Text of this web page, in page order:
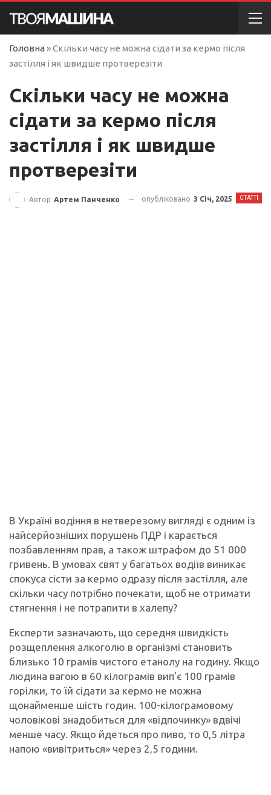
Головна »Скільки часу не можна сідати за кермо після
застілля і як швидше протверезіти
Скільки часу не можна
сідати за кермо після
застілля і як швидше
протверезіти
СТАТТІ
Автор Артем Панченко опубліковано 3 Січ, 2025
В Україні водіння в нетверезому вигляді є одним із
найсерйозніших порушень ПДР і карається
позбавленням прав, а також штрафом до 51 000
гривень. В умовах свят у багатьох водіїв виникає
спокуса сісти за кермо одразу після застілля, але
скільки часу потрібно почекати, щоб не отримати
стягнення і не потрапити в халепу?
Експерти зазначають, що середня швидкість
розщеплення алкоголю в організмі становить
близько 10 грамів чистого етанолу на годину. Якщо
людина вагою в 60 кілограмів вип’є 100 грамів
горілки, то їй сідати за кермо не можна
щонайменше шість годин. 100-кілограмовому
чоловікові знадобиться для «відпочинку» вдвічі
менше часу. Якщо йдеться про пиво, то 0,5 літра
напою «вивітриться» через 2,5 години.